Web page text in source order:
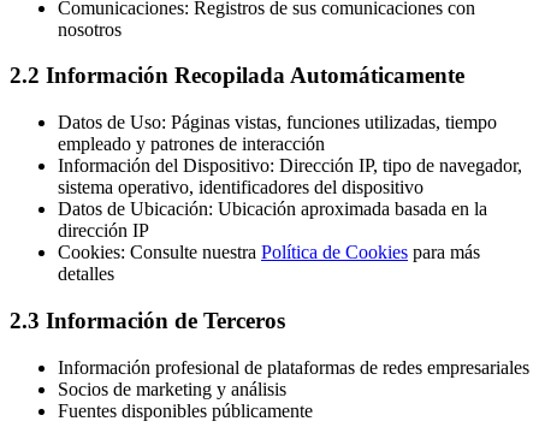
Comunicaciones: Registros de sus comunicaciones con
nosotros
2.2 Información Recopilada Automáticamente
Datos de Uso: Páginas vistas, funciones utilizadas, tiempo
empleado y patrones de interacción
Información del Dispositivo: Dirección IP, tipo de navegador,
sistema operativo, identificadores del dispositivo
Datos de Ubicación: Ubicación aproximada basada en la
dirección IP
Cookies: Consulte nuestra Política de Cookies para más
detalles
2.3 Información de Terceros
Información profesional de plataformas de redes empresariales
Socios de marketing y análisis
Fuentes disponibles públicamente